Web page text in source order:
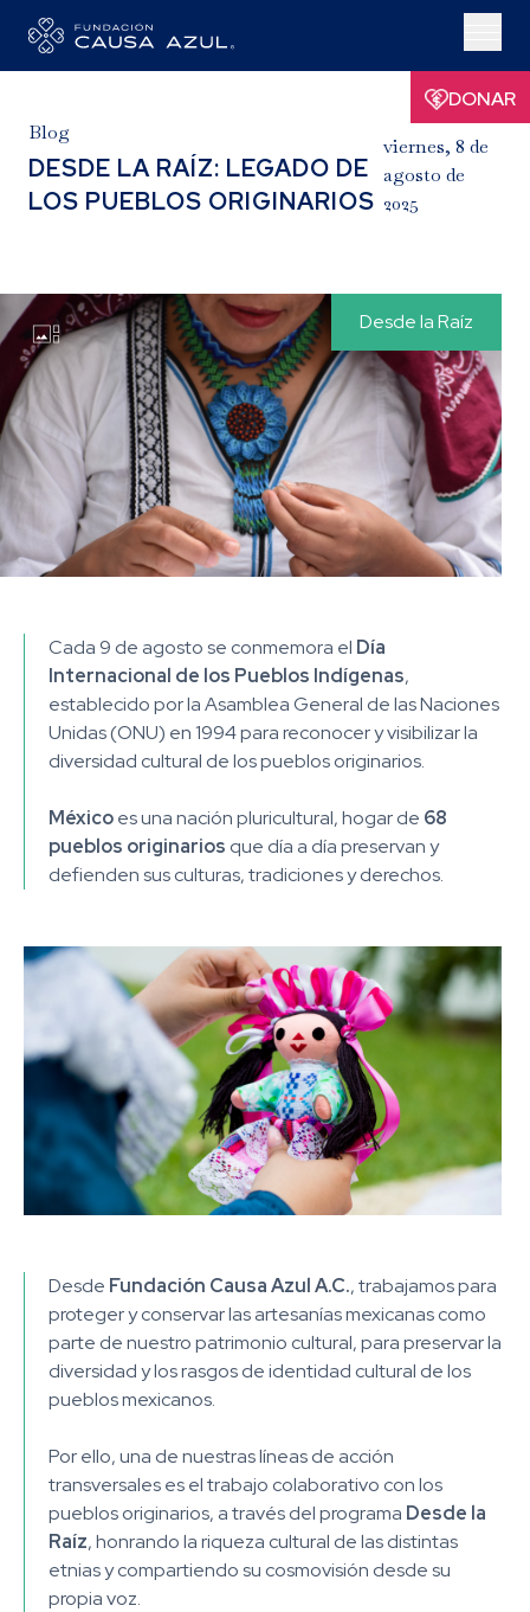
Blog
DESDE LA RAÍZ: LEGADO DE
LOS PUEBLOS ORIGINARIOS
viernes, 8 de
agosto de
2025
 Desde la Raíz
Cada 9 de agosto se conmemora el Día
Internacional de los Pueblos Indígenas,
establecido por la Asamblea General de las Naciones
Unidas (ONU) en 1994 para reconocer y visibilizar la
diversidad cultural de los pueblos originarios.
Méxicoes una nación pluricultural, hogar de 68
pueblos originarios que día a día preservan y
defienden sus culturas, tradiciones y derechos.
Desde Fundación Causa Azul A.C., trabajamos para
proteger y conservar las artesanías mexicanas como
parte de nuestro patrimonio cultural, para preservar la
diversidad y los rasgos de identidad cultural de los
pueblos mexicanos.
Por ello, una de nuestras líneas de acción
transversales es el trabajo colaborativo con los
pueblos originarios, a través del programa Desde la
Raíz, honrando la riqueza cultural de las distintas
etnias y compartiendo su cosmovisión desde su
propia voz.
DONAR